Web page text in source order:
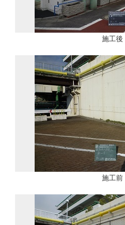
施工後
施工前